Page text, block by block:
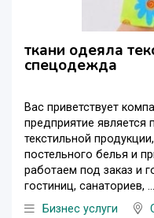
ткани одеяла
спецодежда
Вас приветствует
предприятие является
текстильной
постельного белья и
работаем под заказ и
гостиниц, санаториев, ...
Бизнес услуги